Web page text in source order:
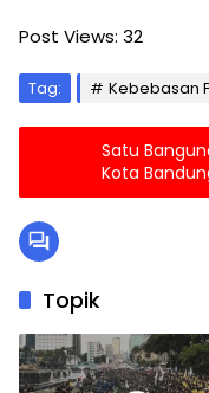
Post Views: 32
Tag: Kebebasan
Satu
Kota
Topik